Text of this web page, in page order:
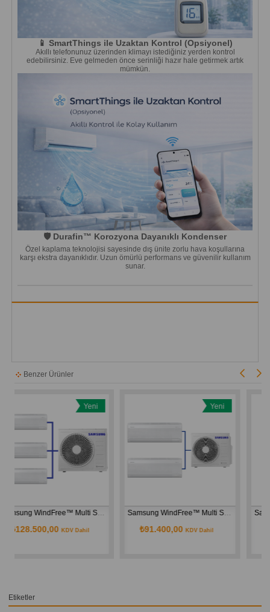
📱 SmartThings ile Uzaktan Kontrol (Opsiyonel)
Akıllı telefonunuz üzerinden klimayı istediğiniz yerden kontrol
edebilirsiniz. Eve gelmeden önce serinliği hazır hale getirmek artık
mümkün.
🛡️ Durafin™ Korozyona Dayanıklı Kondenser
Özel kaplama teknolojisi sayesinde dış ünite zorlu hava koşullarına
karşı ekstra dayanıklıdır. Uzun ömürlü performans ve güvenilir kullanım
sunar.
Benzer Ürünler
Samsung WindFree™ Multi Split Duvar Tipi Klima 9+9 BTU AJ050TXJ2KH Dış Ünite
₺91.400,00KDV Dahil
Samsung WindFree™ Multi Split Duvar Tipi Klima 9+9+9+12 BTU AJ080TXJ4KH Dış Ünite
₺158.500,00
Etiketler